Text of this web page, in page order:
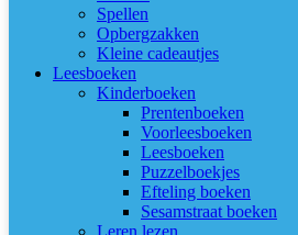
Spellen
Opbergzakken
Kleine cadeautjes
Leesboeken
Kinderboeken
Prentenboeken
Voorleesboeken
Leesboeken
Puzzelboekjes
Efteling boeken
Sesamstraat boeken
Leren lezen